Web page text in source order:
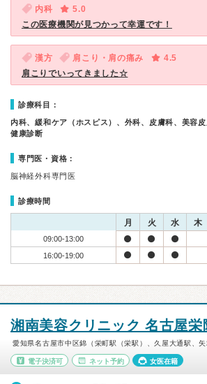
内科
5.0
この医療機関が見つかって幸運です！
漢方 肩こり・肩の痛み
4.5
肩こりでいってきました☆
診療科目：
内科、緩和ケア（ホスピス）、外科、皮膚科、美容皮
健康診断
専門医・資格：
脳神経外科専門医
診療時間
月 火 水 木
09:00-13:00
16:00-19:00
湘南美容クリニック 名古屋栄
愛知県名古屋市中区錦（栄町駅（栄駅）、久屋大通駅、矢
電子決済可 ネット予約 女医在籍